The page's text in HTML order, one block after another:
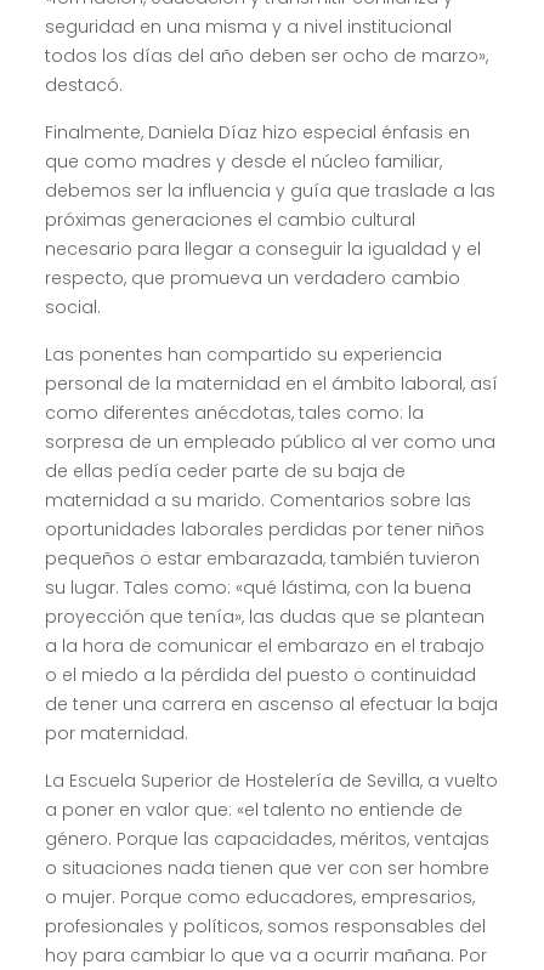
seguridad en una misma y a nivel institucional
todos los días del año deben ser ocho de marzo»,
destacó.
Finalmente, Daniela Díaz hizo especial énfasis en
que como madres y desde el núcleo familiar,
debemos ser la influencia y guía que traslade a las
próximas generaciones el cambio cultural
necesario para llegar a conseguir la igualdad y el
respecto, que promueva un verdadero cambio
social.
Las ponentes han compartido su experiencia
personal de la maternidad en el ámbito laboral, así
como diferentes anécdotas, tales como: la
sorpresa de un empleado público al ver como una
de ellas pedía ceder parte de su baja de
maternidad a su marido. Comentarios sobre las
oportunidades laborales perdidas por tener niños
pequeños o estar embarazada, también tuvieron
su lugar. Tales como: «qué lástima, con la buena
proyección que tenía», las dudas que se plantean
a la hora de comunicar el embarazo en el trabajo
o el miedo a la pérdida del puesto o continuidad
de tener una carrera en ascenso al efectuar la baja
por maternidad.
La Escuela Superior de Hostelería de Sevilla, a vuelto
a poner en valor que: «el talento no entiende de
género. Porque las capacidades, méritos, ventajas
o situaciones nada tienen que ver con ser hombre
o mujer. Porque como educadores, empresarios,
profesionales y políticos, somos responsables del
hoy para cambiar lo que va a ocurrir mañana. Por